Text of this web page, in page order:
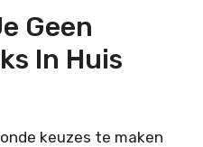
Geen
In Huis
keuzes te maken